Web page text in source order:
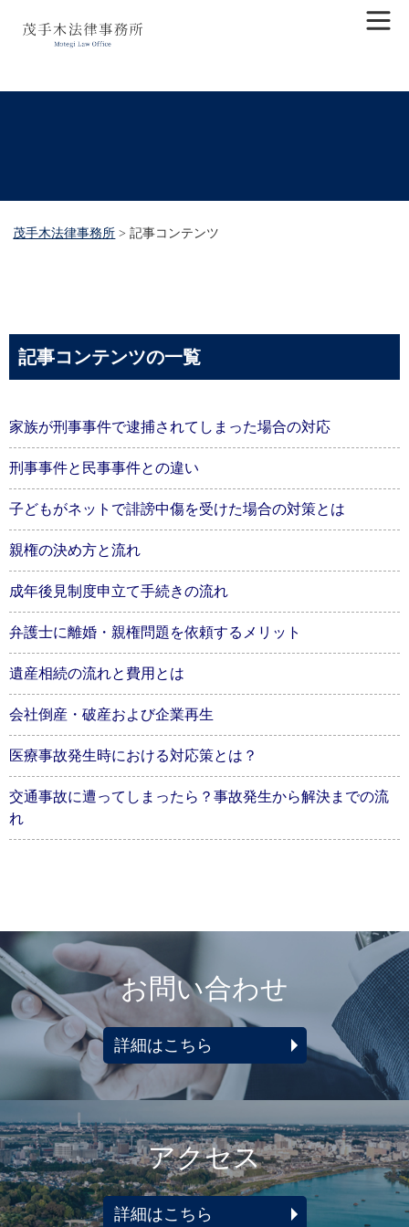
茂手木法律事務所 >記事コンテンツ
記事コンテンツの一覧
家族が刑事事件で逮捕されてしまった場合の対応
刑事事件と民事事件との違い
子どもがネットで誹謗中傷を受けた場合の対策とは
親権の決め方と流れ
成年後見制度申立て手続きの流れ
弁護士に離婚・親権問題を依頼するメリット
遺産相続の流れと費用とは
会社倒産・破産および企業再生
医療事故発生時における対応策とは？
交通事故に遭ってしまったら？事故発生から解決までの流
れ
お問い合わせ
詳細はこちら
アクセス
詳細はこちら